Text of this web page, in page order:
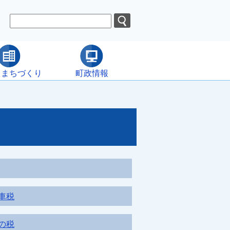
ちづくり 町政情報
税
税